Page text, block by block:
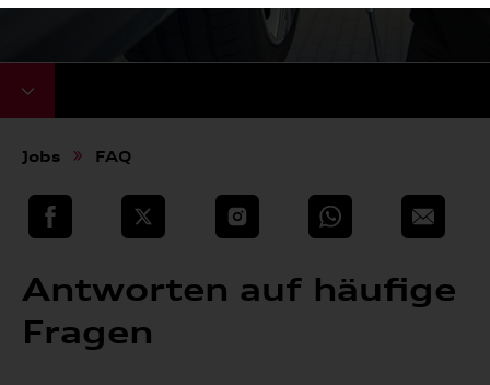
Jobs FAQ
teilen Twitter Instagram WhatsApp E-Mail
Antworten auf häufige
Fragen